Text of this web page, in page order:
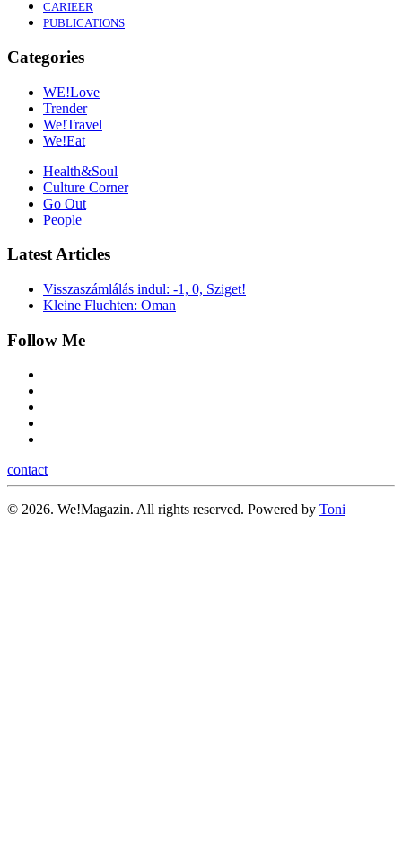
CARIEER
PUBLICATIONS
Categories
WE!Love
Trender
We!Travel
We!Eat
Health&Soul
Culture Corner
Go Out
People
Latest Articles
Visszaszámlálás indul: -1, 0, Sziget!
Kleine Fluchten: Oman
Follow Me
contact
© 2026. We!Magazin. All rights reserved. Powered by Toni